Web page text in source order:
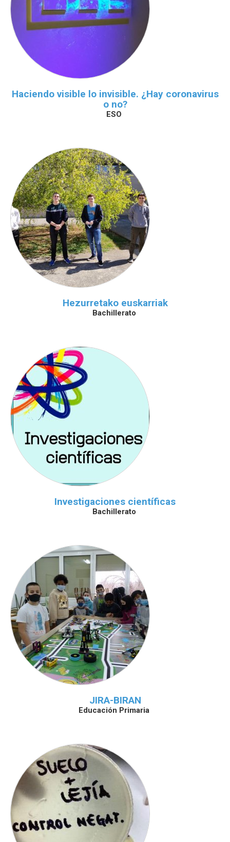
Haciendo visible lo invisible. ¿Hay coronavirus
o no?
ESO
Hezurretako euskarriak
Bachillerato
Investigaciones científicas
Bachillerato
JIRA-BIRAN
Educación Primaria